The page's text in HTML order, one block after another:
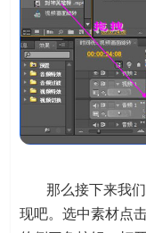
那么接下来我们
现吧。选中素材点